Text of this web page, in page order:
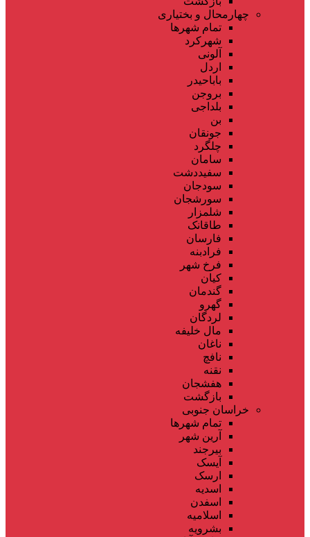
چهارمحال و بختیاری
تمام شهر‌ها
شهرکرد
آلونی
اردل
باباحیدر
بروجن
بلداجی
بن
جونقان
چلگرد
سامان
سفیددشت
سودجان
سورشجان
شلمزار
طاقانک
فارسان
فرادبنه
فرخ شهر
کیان
گندمان
گهرو
لردگان
مال خلیفه
ناغان
نافچ
نقنه
هفشجان
بازگشت
خراسان جنوبی
تمام شهر‌ها
آرین شهر
بیرجند
آیسک
ارسک
اسدیه
اسفدن
اسلامیه
بشرویه